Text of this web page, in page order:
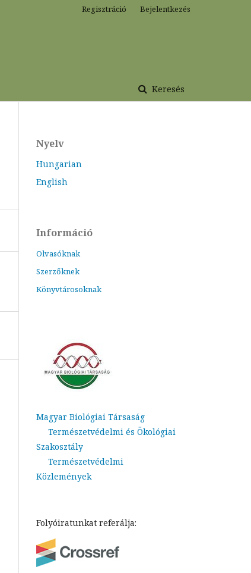
Keresés
Regisztráció Bejelentkezés
Nyelv
Hungarian
English
Információ
Olvasóknak
Szerzőknek
Könyvtárosoknak
Magyar Biológiai Társaság
Természetvédelmi és Ökológiai
Szakosztály
Természetvédelmi
Közlemények
Folyóiratunkat referálja: